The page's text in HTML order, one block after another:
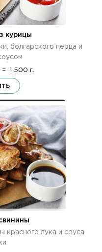
курицы
болгарского перца и
= 1 500 г.
красного лука и соуса